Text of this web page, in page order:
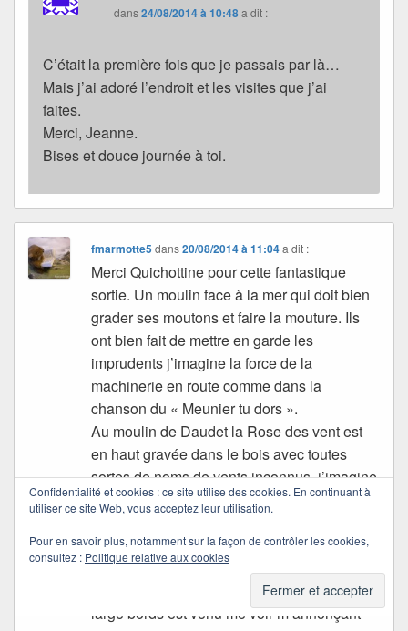
dans24/08/2014 à 10:48a dit :
C’était la première fois que je passais par là…
Mais j’ai adoré l’endroit et les visites que j’ai
faites.
Merci, Jeanne.
Bises et douce journée à toi.
fmarmotte5dans20/08/2014 à 11:04 a dit :
Merci Quichottine pour cette fantastique
sortie. Un moulin face à la mer qui doit bien
grader ses moutons et faire la mouture. Ils
ont bien fait de mettre en garde les
imprudents j’imagine la force de la
machinerie en route comme dans la
chanson du « Meunier tu dors ».
Au moulin de Daudet la Rose des vent est
en haut gravée dans le bois avec toutes
sortes de noms de vents inconnus. j’imagine
qu’en Bretagne les vents doivent aussi avoir
celtiques. une fois dans un village de
l’Argoat, il y avait un cercle de pierres, un
homme en cape noire et chapeau de feutre à
large bords est venu me voir m’annonçant
Confidentialité et cookies : ce site utilise des cookies. En continuant à
utiliser ce site Web, vous acceptez leur utilisation.
Pour en savoir plus, notamment sur la façon de contrôler les cookies,
consultez : Politique relative aux cookies